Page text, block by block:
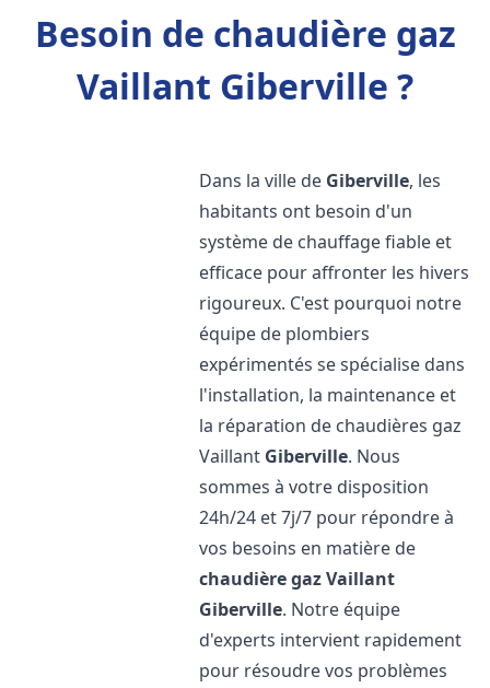
Besoin de chaudière gaz
Vaillant Giberville ?
Dans la ville de Giberville, les
habitants ont besoin d'un
système de chauffage fiable et
efficace pour affronter les hivers
rigoureux. C'est pourquoi notre
équipe de plombiers
expérimentés se spécialise dans
l'installation, la maintenance et
la réparation de chaudières gaz
Vaillant Giberville. Nous
sommes à votre disposition
24h/24 et 7j/7 pour répondre à
vos besoins en matière de
chaudière gaz Vaillant
Giberville. Notre équipe
d'experts intervient rapidement
pour résoudre vos problèmes